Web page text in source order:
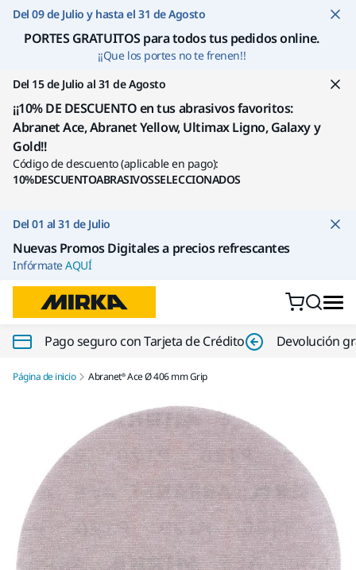
Ir a contenido
Del 09 de Julio y hasta el 31 de Agosto
PORTES GRATUITOS para todos tus pedidos online.
¡¡Que los portes no te frenen!!
Del 15 de Julio al 31 de Agosto
¡¡10% DE DESCUENTO en tus abrasivos favoritos:
Abranet Ace, Abranet Yellow, Ultimax Ligno, Galaxy y
Gold!!
Código de descuento (aplicable en pago):
10%DESCUENTOABRASIVOSSELECCIONADOS
Del 01 al 31 de Julio
Nuevas Promos Digitales a precios refrescantes
InfórmateAQUÍ
Pago seguro con Tarjeta de Crédito Devolución
Página de inicio Abranet® Ace Ø 406 mm Grip